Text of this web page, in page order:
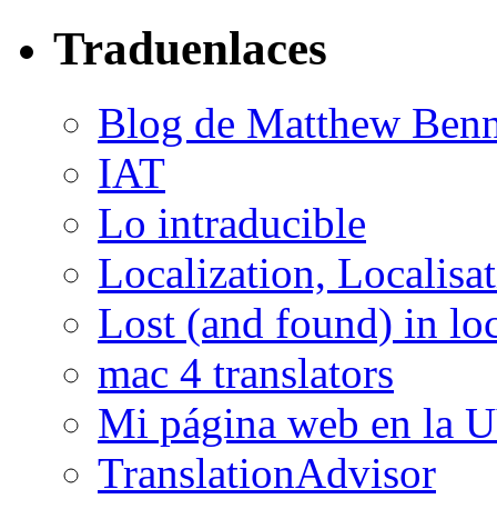
Traduenlaces
Blog de Matthew
IAT
Lo intraducible
Localization,
Lost (and found) in
mac 4 translators
Mi página web en la
TranslationAdvisor